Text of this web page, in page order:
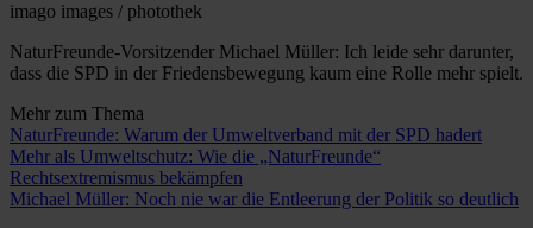
imago images / photothek
NaturFreunde-Vorsitzender Michael Müller: Ich leide sehr darunter,
dass die SPD in der Friedensbewegung kaum eine Rolle mehr spielt.
Mehr zum Thema
NaturFreunde: Warum der Umweltverband mit der SPD hadert
Mehr als Umweltschutz: Wie die „NaturFreunde“
Rechtsextremismus bekämpfen
Michael Müller: Noch nie war die Entleerung der Politik so deutlich